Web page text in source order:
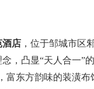
酒店 ，位于邹城市区
，凸显“天人合一”
富东方韵味的装潢